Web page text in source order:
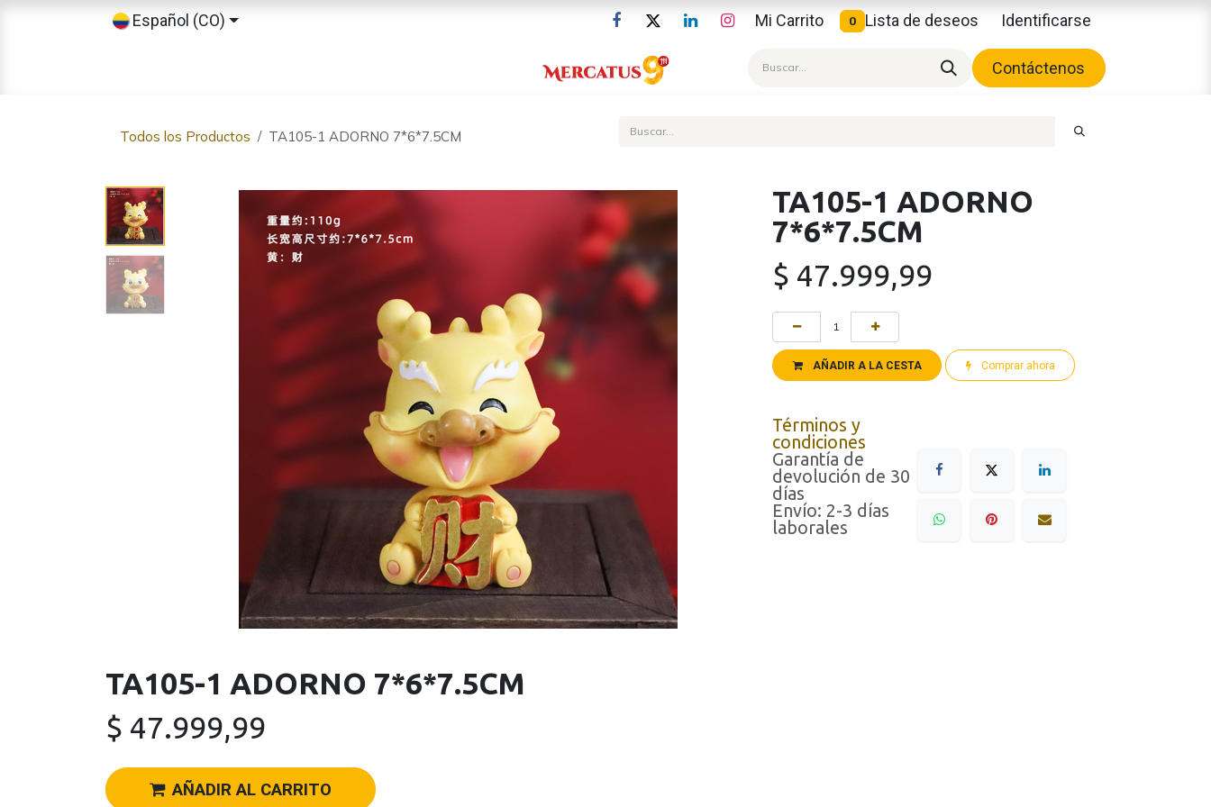
Español (CO) Mi Carrito 0 Lista de deseos Identificarse
Contáctenos
Todos los Productos TA105-1 ADORNO 7*6*7.5CM
TA105-1 ADORNO
7*6*7.5CM
$ 47.999,99
AÑADIR A LA CESTA Comprar ahora
Términos y
condiciones
Garantía de
devolución de 30
días
Envío: 2-3 días
laborales
TA105-1 ADORNO 7*6*7.5CM
$ 47.999,99
AÑADIR AL CARRITO